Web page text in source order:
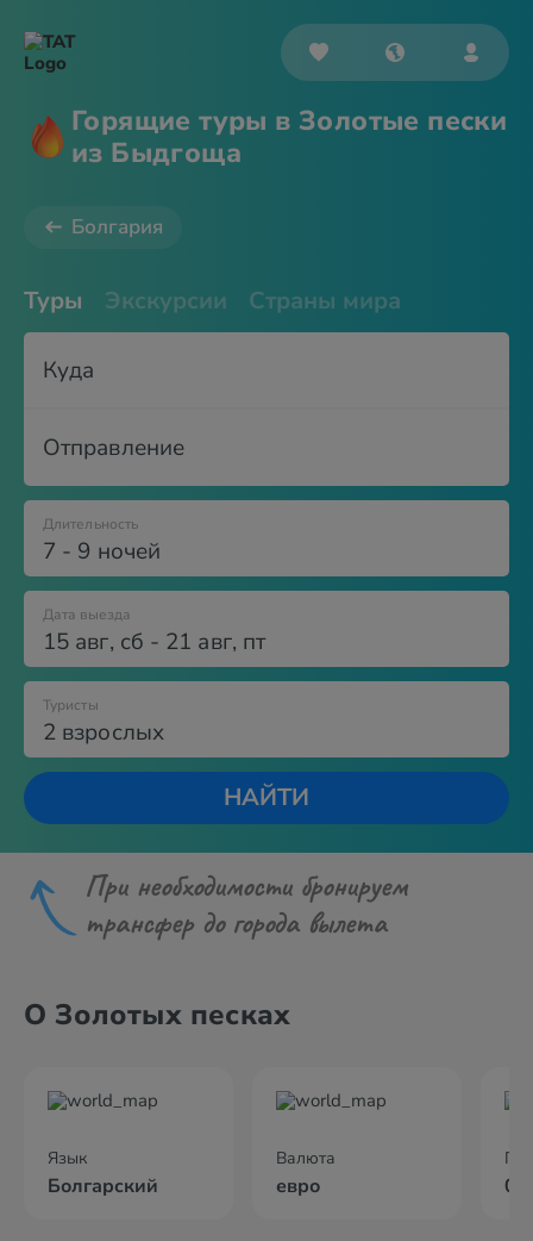
Горящие туры в Золотые пески
из Быдгоща
Болгария
Туры Экскурсии Страны мира
Куда
Отправление
7 - 9 ночей
Длительность
Дата выезда
15 авг, сб - 21 авг, пт
2 взрослых
Туристы
НАЙТИ
При необходимости бронируем
трансфер до города вылета
О Золотых песках
Язык
Болгарский
Валюта
евро